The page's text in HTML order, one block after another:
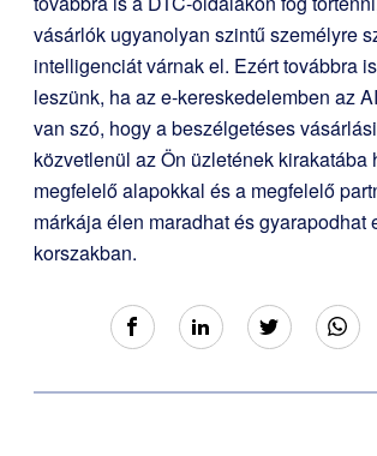
vásárlók ugyanolyan szintű személyre
intelligenciát várnak el. Ezért továbbra
leszünk, ha az e-kereskedelemben az
van szó, hogy a beszélgetéses
közvetlenül az Ön üzletének kirakatába
megfelelő alapokkal és a megfelelő
márkája élen maradhat és gyarapodhat
korszakban.